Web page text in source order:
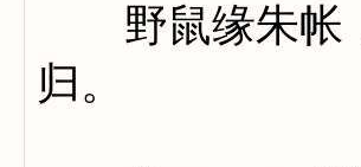
野鼠缘朱帐，
归。